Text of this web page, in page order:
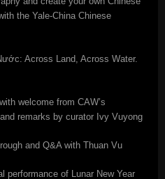
the Yale-China Chinese
Across Land, Across Water.
welcome from CAW’s
remarks by curator Ivy Vuyong
and Q&A with Thuan Vu
performance of Lunar New Year